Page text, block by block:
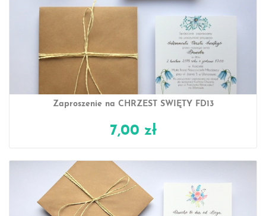
Zaproszenie na CHRZEST ŚWIĘTY FD13
7,00 zł